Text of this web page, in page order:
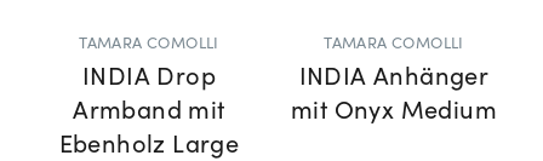
TAMARA COMOLLI
INDIA Drop
Armband mit
Ebenholz Large
TAMARA COMOLLI
INDIA Anhänger
mit Onyx Medium